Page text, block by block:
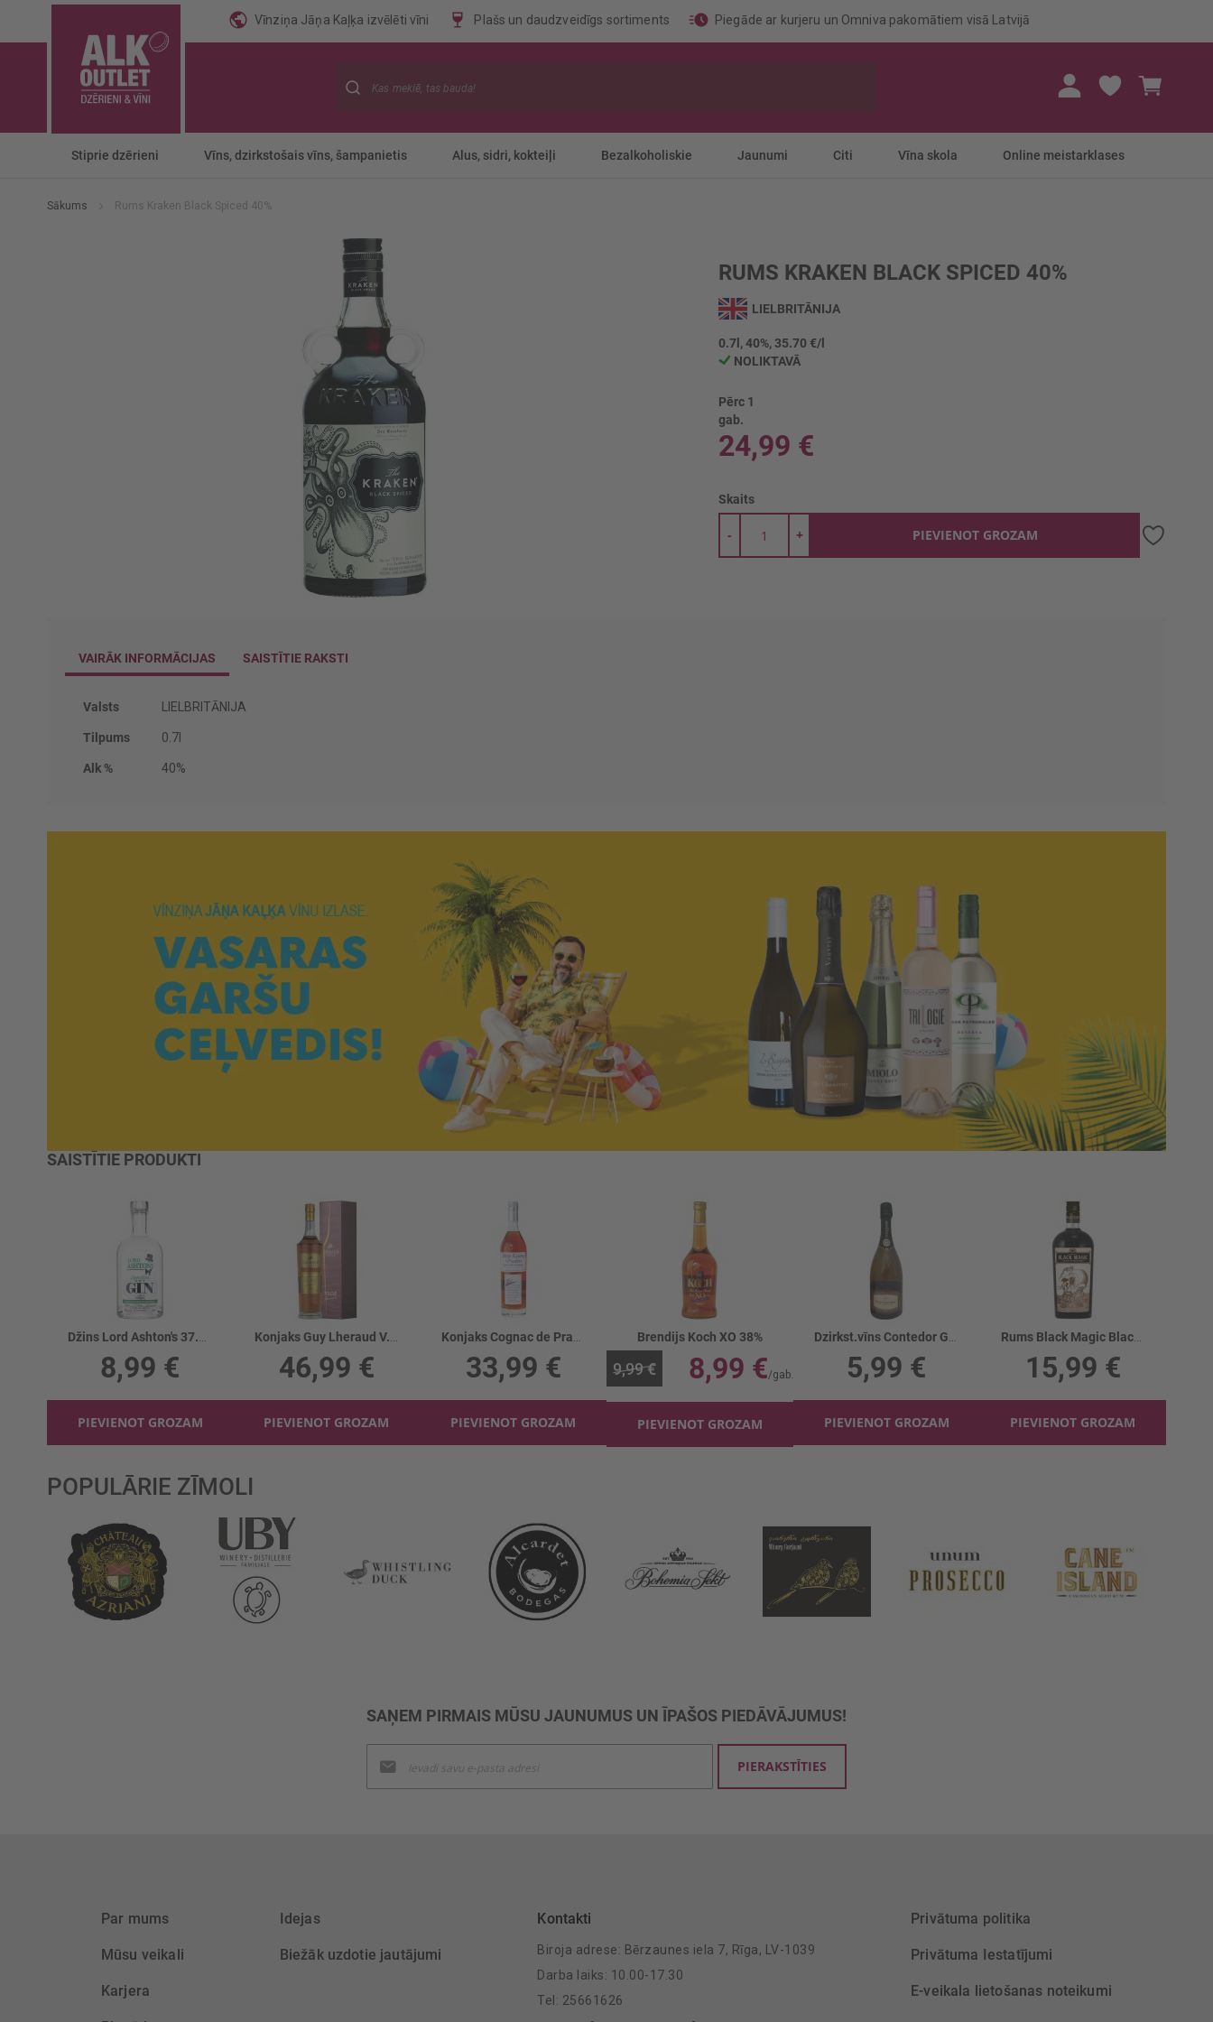
Vīnziņa Jāņa Kaļķa izvēlēti vīni Plašs un daudzveidīgs sortiments Piegāde ar kurjeru un Omniva pakomātiem visā Latvijā
Stiprie dzērieni Vīns, dzirkstošais vīns, šampanietis Alus, sidri, kokteiļi Bezalkoholiskie Jaunumi Citi Vīna skola Online meistarklases
Sākums Rums Kraken Black Spiced 40%
RUMS KRAKEN BLACK SPICED 40%
sākumu
LIELBRITĀNIJA
0.7l, 40%, 35.70 €/l
NOLIKTAVĀ
Pērc 1
gab.
24,99 €
Skaits
+
- PIEVIENOT GROZAM
VAIRĀK INFORMĀCIJAS
Vairāk
Valsts LIELBRITĀNIJA
Tilpums 0.7l
Alk % 40%
SAISTĪTIE RAKSTI
SAISTĪTIE PRODUKTI
Džins Lord Ashton's 37.5%
8,99 €
PIEVIENOT GROZAM
Konjaks Guy Lheraud V.S.O.P. Petite 40%
46,99 €
PIEVIENOT GROZAM
Konjaks Cognac de Pradiere VS 40%
33,99 €
PIEVIENOT GROZAM
Brendijs Koch XO 38%
9,99 € 8,99 €
PIEVIENOT GROZAM
Dzirkst.vīns Contedor G.Cuvee Brut White 11%
5,99 €
PIEVIENOT GROZAM
Rums Black Magic Black Spiced 40%
15,99 €
PIEVIENOT GROZAM
POPULĀRIE ZĪMOLI
SAŅEM PIRMAIS MŪSU JAUNUMUS UN ĪPAŠOS PIEDĀVĀJUMUS!
jaunumu
saņemšanai:
PIERAKSTĪTIES
Par mums
Mūsu veikali
Karjera
Idejas
Biežāk uzdotie jautājumi
Kontakti
Biroja adrese: Bērzaunes iela 7, Rīga, LV-1039
Darba laiks: 10.00-17.30
Tel: 25661626
Privātuma politika
Privātuma Iestatījumi
E-veikala lietošanas noteikumi